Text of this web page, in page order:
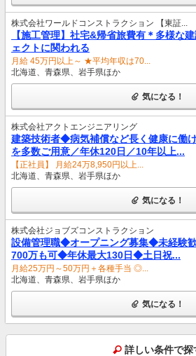
株式会社ワールドコンストラクション 【東証...
【施工管理】社宅&帰省旅費有＊多様な
ェクトに関われる
月給 45万円以上～ ★平均年収は70...
北海道、青森県、岩手県ほか
気になる！
株式会社アクトエンジニアリング
建築技術者◆病気補償など長く健康に働
を多数ご用意／年休120日／10年以上...
【正社員】 月給24万8,950円以上...
北海道、青森県、岩手県ほか
気になる！
株式会社ジョブズコンストラクション
設備管理職◆オープニング募集◆未経験
700万も可◆年休最大130日◆土日祝...
月給25万円～50万円＋各種手当 ◎...
北海道、青森県、岩手県ほか
気になる！
詳しい条件で探